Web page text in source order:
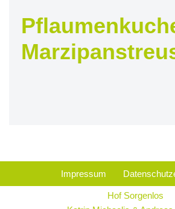
Impressum
Hof Sorgenlos